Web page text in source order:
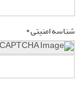
شناسه امنیتی *